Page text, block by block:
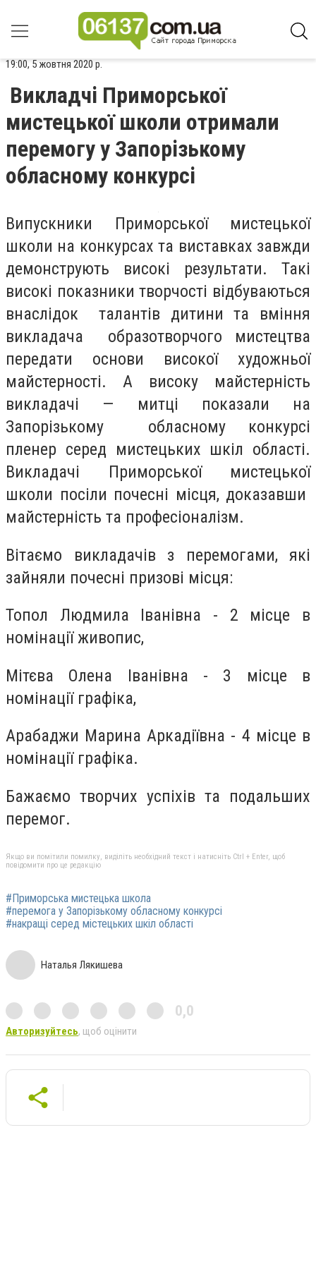
19:00, 5 жовтня 2020 р.
Викладчі Приморської
мистецької школи отримали
перемогу у Запорізькому
обласному конкурсі
Випускники Приморської мистецької
школи на конкурсах та виставках завжди
демонструють високі результати. Такі
високі показники творчості відбуваються
внаслідок талантів дитини та вміння
викладача образотворчого мистецтва
передати основи високої художньої
майстерності. А високу майстерність
викладачі — митці показали на
Запорізькому обласному конкурсі
пленер серед мистецьких шкіл області.
Викладачі Приморської мистецької
школи посіли почесні місця, доказавши
майстерність та професіоналізм.
Вітаємо викладачів з перемогами, які
зайняли почесні призові місця:
Топол Людмила Іванівна - 2 місце в
номінації живопис,
Мітєва Олена Іванівна - 3 місце в
номінації графіка,
Арабаджи Марина Аркадіївна - 4 місце в
номінації графіка.
Бажаємо творчих успіхів та подальших
перемог.
Якщо ви помітили помилку, виділіть необхідний текст і натисніть Ctrl + Enter, щоб
повідомити про це редакцію
#Приморська мистецька школа
#перемога у Запорізькому обласному конкурсі
#накращі серед містецьких шкіл області
Наталья Лякишева
0,0
Авторизуйтесь, щоб оцінити